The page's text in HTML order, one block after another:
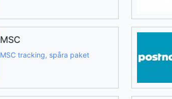
MSC
MSC tracking, spåra paket